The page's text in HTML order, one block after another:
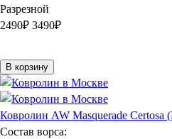
Разрезной
2490₽ 3490₽
В корзину
Ковролин AW Masquerade Certosa
Состав ворса: